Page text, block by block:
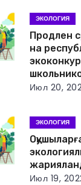
ЭКОЛОГИЯ
Продлен
на
Июл 20,
ЭКОЛОГИЯ
Июл 19,